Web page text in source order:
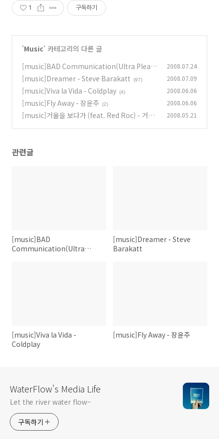
1 구독하기
'Music' 카테고리의 다른 글
[music]BAD Communication(Ultra Pleasu
re Style) - B'z
(4)
2008.07.24
[music]Dreamer - Steve Barakatt (97) 2008.07.09
[music]Viva la Vida - Coldplay (4) 2008.06.06
[music]Fly Away - 장윤주 (2) 2008.06.06
[music]거울을 보다가 (feat. Red Roc) - 거미 2008.05.21
관련글
[music]BAD
Communication(Ultra
[music]Dreamer - Steve
Barakatt
[music]Viva la Vida -
Coldplay
[music]Fly Away - 장윤주
WaterFlow's Media Life
Let the river water flow~
구독하기